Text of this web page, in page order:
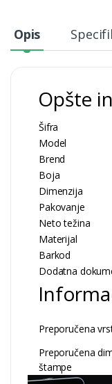
Opis
Opšte
Šifra
Model
Brend
Boja
Dimenzija
Pakovanje
Neto težina
Materijal
Barkod
Dodatna
Preporučena
Preporučena
štampe